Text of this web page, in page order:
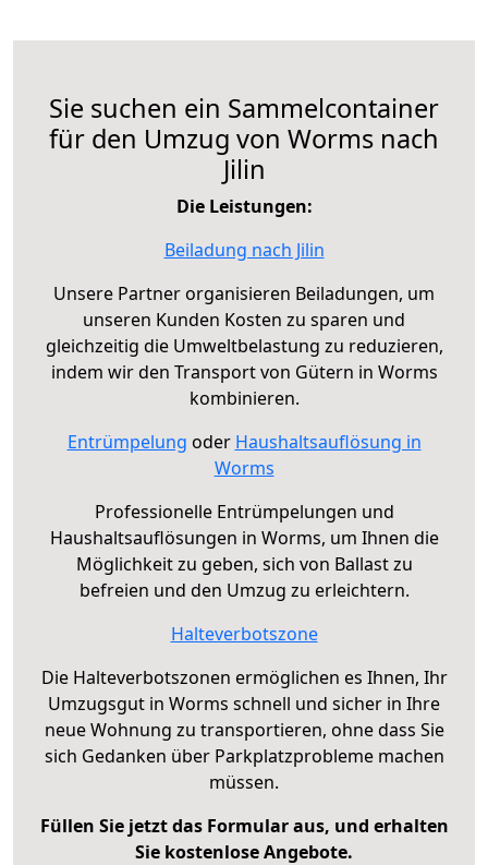
Sie suchen ein Sammelcontainer
für den Umzug von Worms nach
Jilin
Die Leistungen:
Beiladung nach Jilin
Unsere Partner organisieren Beiladungen, um
unseren Kunden Kosten zu sparen und
gleichzeitig die Umweltbelastung zu reduzieren,
indem wir den Transport von Gütern in Worms
kombinieren.
Entrümpelung oder Haushaltsauflösung in
Worms
Professionelle Entrümpelungen und
Haushaltsauflösungen in Worms, um Ihnen die
Möglichkeit zu geben, sich von Ballast zu
befreien und den Umzug zu erleichtern.
Halteverbotszone
Die Halteverbotszonen ermöglichen es Ihnen, Ihr
Umzugsgut in Worms schnell und sicher in Ihre
neue Wohnung zu transportieren, ohne dass Sie
sich Gedanken über Parkplatzprobleme machen
müssen.
Füllen Sie jetzt das Formular aus, und erhalten
Sie kostenlose Angebote.